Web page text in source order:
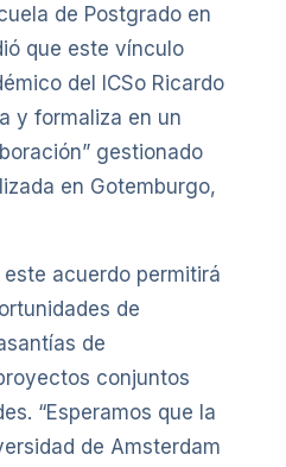
de Postgrado en
que este vínculo
del ICSo Ricardo
y formaliza en un
gestionado
en Gotemburgo,
acuerdo permitirá
de
de
conjuntos
“Esperamos que la
de Amsterdam